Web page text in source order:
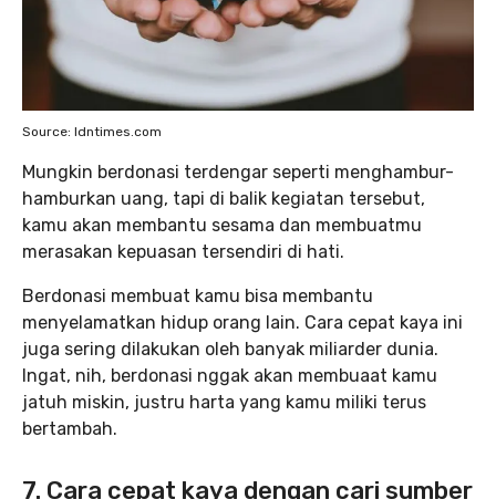
Source: Idntimes.com
Mungkin berdonasi terdengar seperti menghambur-
hamburkan uang, tapi di balik kegiatan tersebut,
kamu akan membantu sesama dan membuatmu
merasakan kepuasan tersendiri di hati.
Berdonasi membuat kamu bisa membantu
menyelamatkan hidup orang lain. Cara cepat kaya ini
juga sering dilakukan oleh banyak miliarder dunia.
Ingat, nih, berdonasi nggak akan membuaat kamu
jatuh miskin, justru harta yang kamu miliki terus
bertambah.
7. Cara cepat kaya dengan cari sumber